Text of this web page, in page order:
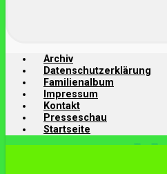
Archiv
Datenschutzerklärung
Familienalbum
Impressum
Kontakt
Presseschau
Startseite